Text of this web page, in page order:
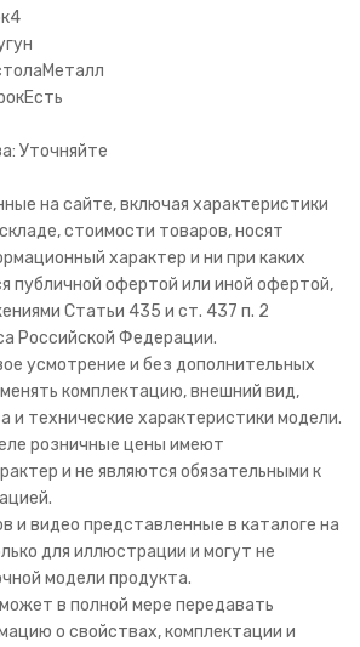
Уточняйте
на сайте, включая характеристики
стоимости товаров, носят
характер и ни при каких
публичной офертой или иной офертой,
Статьи 435 и ст. 437 п. 2
Российской Федерации.
усмотрение и без дополнительных
комплектацию, внешний вид,
и технические характеристики модели.
розничные цены имеют
и не являются обязательными к
и видео представленные в каталоге на
для иллюстрации и могут не
модели продукта.
в полной мере передавать
о свойствах, комплектации и